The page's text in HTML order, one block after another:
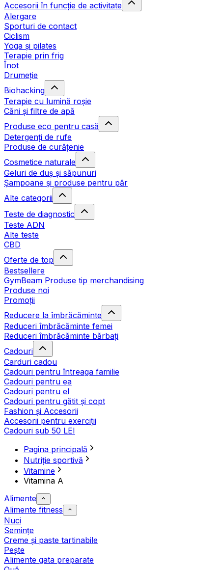
Accesorii în funcție de activitate
Alergare
Sporturi de contact
Ciclism
Yoga și pilates
Terapie prin frig
Înot
Drumeție
Biohacking
Terapie cu lumină roșie
Căni și filtre de apă
Produse eco pentru casă
Detergenți de rufe
Produse de curățenie
Cosmetice naturale
Geluri de duș și săpunuri
Șampoane și produse pentru păr
Alte categorii
Teste de diagnostic
Teste ADN
Alte teste
CBD
Oferte de top
Bestsellere
GymBeam Produse tip merchandising
Produse noi
Promoții
Reducere la îmbrăcăminte
Reduceri îmbrăcăminte femei
Reduceri îmbrăcăminte bărbați
Cadouri
Carduri cadou
Cadouri pentru întreaga familie
Cadouri pentru ea
Cadouri pentru el
Cadouri pentru gătit și copt
Fashion și Accesorii
Accesorii pentru exerciții
Cadouri sub 50 LEI
Pagina principală
Nutriție sportivă
Vitamine
Vitamina A
Alimente
Alimente fitness
Nuci
Semințe
Creme și paste tartinabile
Pește
Alimente gata preparate